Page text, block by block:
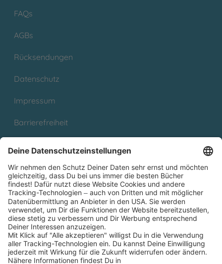
FAQs
AGBs
Rücksendungen
Datenschutz
Impressum
Barrierefreiheit
Partnerprogramm (Affiliate)
Folge uns auf
* Versandkostenfrei ab 9,00 € Bestellwert innerhalb